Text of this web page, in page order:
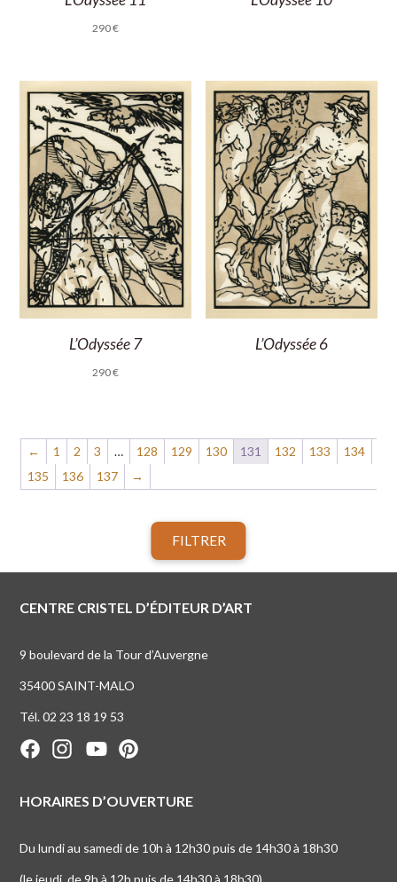
290€
L’Odyssée 7
290€
L’Odyssée 6
← 1 2 3 … 128 129 130 131 132 133
134
135
136 137 →
FILTRER
CENTRE CRISTEL D’ÉDITEUR D’ART
9 boulevard de la Tour d’Auvergne
35400 SAINT-MALO
Tél. 02 23 18 19 53
HORAIRES D’OUVERTURE
Du lundi au samedi de 10h à 12h30 puis de 14h30 à 18h30
(le jeudi, de 9h à 12h puis de 14h30 à 18h30)